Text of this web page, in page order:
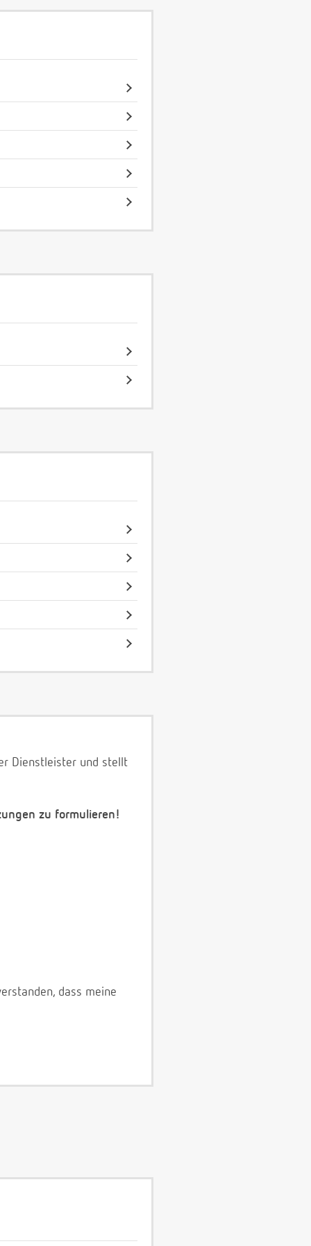
Dienstleister und stellt
zu formulieren!
dass meine